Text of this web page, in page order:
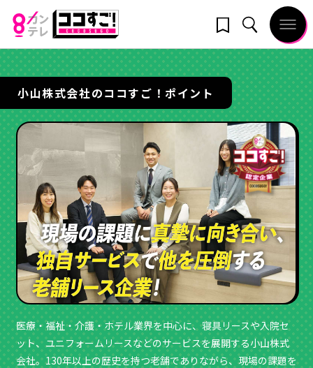
小山株式会社のココすご！ポイント
医療・福祉・介護・ホテル業界を中心に、寝具リースや入院セ
ット、ユニフォームリースなどのサービスを展開する小山株式
会社。130年以上の歴史を持つ老舗でありながら、現場の課題を